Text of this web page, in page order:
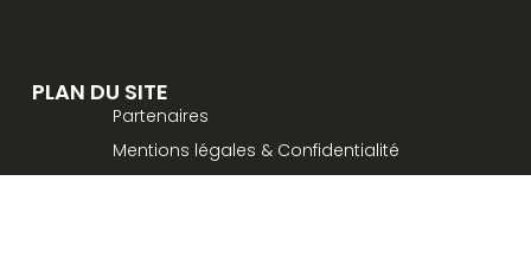
PLAN DU SITE
Partenaires
Mentions légales & Confidentialité